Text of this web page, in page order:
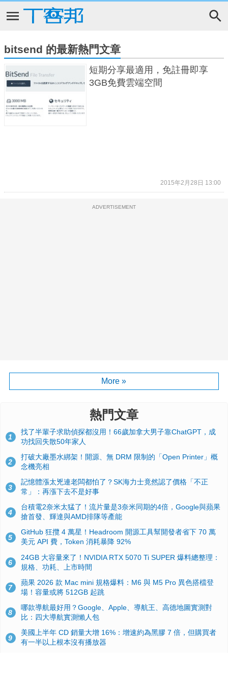
bitsend 的最新熱門文章
短期分享最適用，免註冊即享
3GB免費雲端空間
2015年2月28日 13:00
ADVERTISEMENT
More »
熱門文章
1
找了半輩子求助偵探都沒用！66歲加拿大男子靠ChatGPT，成
功找回失散50年家人
2
打破大廠墨水綁架！開源、無 DRM 限制的「Open Printer」概
念機亮相
3
記憶體漲太兇連老闆都怕了？SK海力士竟然認了價格「不正
常」：再漲下去不是好事
4
台積電2奈米太猛了！流片量是3奈米同期的4倍，Google與蘋果
搶首發、輝達與AMD排隊等產能
5
GitHub 狂攬 4 萬星！Headroom 開源工具幫開發者省下 70 萬
美元 API 費，Token 消耗暴降 92%
6
24GB 大容量來了！NVIDIA RTX 5070 Ti SUPER 爆料總整理：
規格、功耗、上市時間
7
蘋果 2026 款 Mac mini 規格爆料：M6 與 M5 Pro 異色搭檔登
場！容量或將 512GB 起跳
8
哪款導航最好用？Google、Apple、導航王、高德地圖實測對
比：四大導航實測懶人包
9
美國上半年 CD 銷量大增 16%：增速約為黑膠 7 倍，但購買者
有一半以上根本沒有播放器